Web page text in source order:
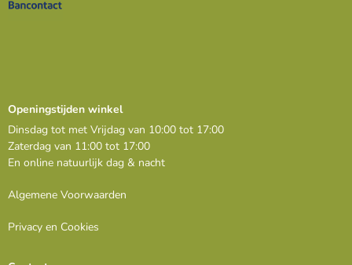
Openingstijden winkel
Dinsdag tot met Vrijdag van 10:00 tot 17:00
Zaterdag van 11:00 tot 17:00
En online natuurlijk dag & nacht
Algemene Voorwaarden
Privacy en Cookies